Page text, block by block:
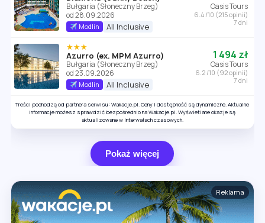
Bułgaria (Słoneczny Brzeg)
od 28.09.2026
Modlin All Inclusive
Oasis Tours
6.4 /10 (215 opinii)
7 dni
★★★
Azurro (ex. MPM Azurro)
Bułgaria (Słoneczny Brzeg)
od 23.09.2026
Modlin All Inclusive
1 494 zł
Oasis Tours
6.2 /10 (92 opinii)
7 dni
Treści pochodzą od partnera serwisu: Wakacje.pl. Ceny i dostępność są dynamiczne. Aktualne
informacje możesz sprawdzić bezpośrednio na Wakacje.pl. Wyświetlane okazje są
aktualizowane w interwałach czasowych.
Pokaż więcej
Reklama